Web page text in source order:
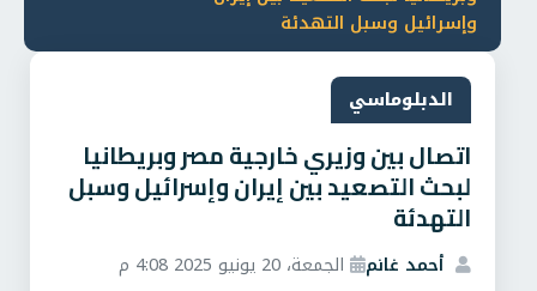
وإسرائيل وسبل التهدئة
الدبلوماسي
اتصال بين وزيري خارجية مصر وبريطانيا
لبحث التصعيد بين إيران وإسرائيل وسبل
التهدئة
أحمد غانم الجمعة، 20 يونيو 2025 4:08 م